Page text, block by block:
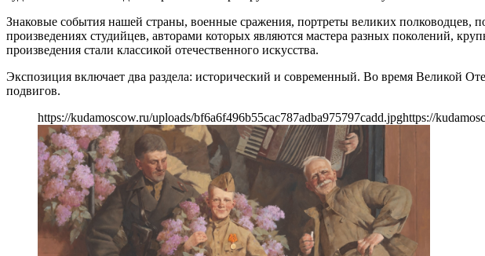
Знаковые события нашей страны, военные сражения, портреты великих полководцев,
произведениях студийцев, авторами которых являются мастера разных поколений,
произведения стали классикой отечественного искусства.
Экспозиция включает два раздела: исторический и современный. Во время Великой
подвигов.
https://kudamoscow.ru/uploads/bf6a6f496b55cac787adba975797cadd.jpghttps://